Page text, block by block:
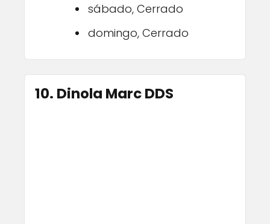
sábado, Cerrado
domingo, Cerrado
10. Dinola Marc DDS